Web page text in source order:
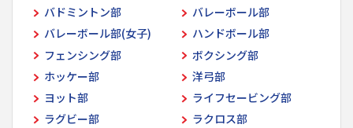
バドミントン部
バレーボール部
バレーボール部(女子)
ハンドボール部
フェンシング部
ボクシング部
ホッケー部
洋弓部
ヨット部
ライフセービング部
ラグビー部
ラクロス部